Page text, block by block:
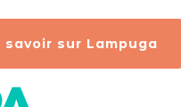
savoir sur Lampuga